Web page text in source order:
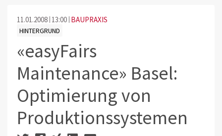
11.01.2008 13:00 BAUPRAXIS
HINTERGRUND
«easyFairs
Maintenance» Basel:
Optimierung von
Produktionssystemen